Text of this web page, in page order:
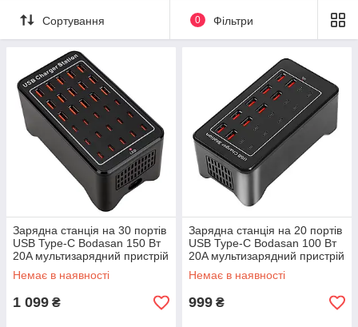
Сортування 0 Фільтри
Зарядна станція на 30 портів
USB Type-C Bodasan 150 Вт
20A мультизарядний пристрій
для смартфонів і планшетів
(W407)
Немає в наявності
1 099 ₴
Зарядна станція на 20 портів
USB Type-C Bodasan 100 Вт
20A мультизарядний пристрій
для смартфонів і планшетів
(W405)
Немає в наявності
999 ₴